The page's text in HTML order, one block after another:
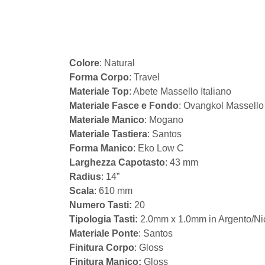
Colore: Natural
Forma Corpo: Travel
Materiale Top: Abete Massello Italiano
Materiale Fasce e Fondo: Ovangkol Massello
Materiale Manico: Mogano
Materiale Tastiera: Santos
Forma Manico: Eko Low C
Larghezza Capotasto: 43 mm
Radius: 14”
Scala: 610 mm
Numero Tasti: 20
Tipologia Tasti: 2.0mm x 1.0mm in Argento/
Materiale Ponte: Santos
Finitura Corpo: Gloss
Finitura Manico: Gloss